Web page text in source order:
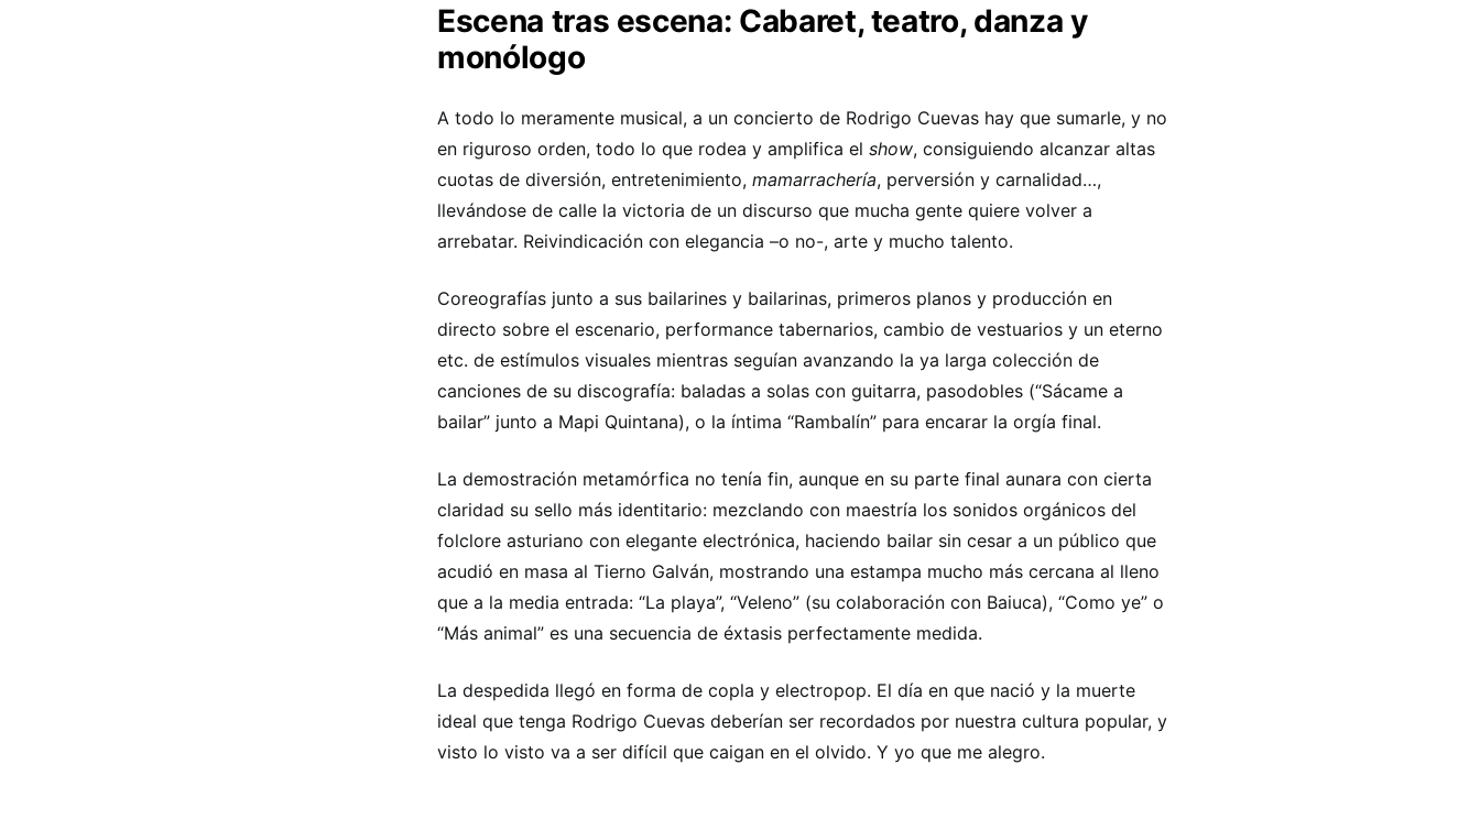
Escena tras escena: Cabaret, teatro, danza y
monólogo
A todo lo meramente musical, a un concierto de Rodrigo Cuevas hay que sumarle, y no
en riguroso orden, todo lo que rodea y amplifica el show, consiguiendo alcanzar altas
cuotas de diversión, entretenimiento, mamarrachería, perversión y carnalidad…,
llevándose de calle la victoria de un discurso que mucha gente quiere volver a
arrebatar. Reivindicación con elegancia –o no-, arte y mucho talento.
Coreografías junto a sus bailarines y bailarinas, primeros planos y producción en
directo sobre el escenario, performance tabernarios, cambio de vestuarios y un eterno
etc. de estímulos visuales mientras seguían avanzando la ya larga colección de
canciones de su discografía: baladas a solas con guitarra, pasodobles (“Sácame a
bailar” junto a Mapi Quintana), o la íntima “Rambalín” para encarar la orgía final.
La demostración metamórfica no tenía fin, aunque en su parte final aunara con cierta
claridad su sello más identitario: mezclando con maestría los sonidos orgánicos del
folclore asturiano con elegante electrónica, haciendo bailar sin cesar a un público que
acudió en masa al Tierno Galván, mostrando una estampa mucho más cercana al lleno
que a la media entrada: “La playa”, “Veleno” (su colaboración con Baiuca), “Como ye” o
“Más animal” es una secuencia de éxtasis perfectamente medida.
La despedida llegó en forma de copla y electropop. El día en que nació y la muerte
ideal que tenga Rodrigo Cuevas deberían ser recordados por nuestra cultura popular, y
visto lo visto va a ser difícil que caigan en el olvido. Y yo que me alegro.